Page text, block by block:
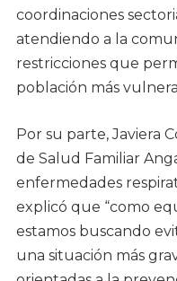
coordinaciones
atendiendo a la
restricciones que
población más
Por su parte, Javiera
de Salud Familiar
enfermedades
explicó que “como
estamos buscando
una situación más